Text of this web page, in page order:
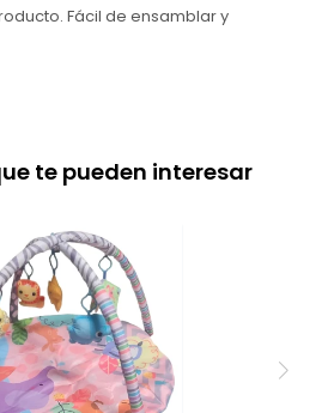
Fácil de ensamblar y
te pueden interesar